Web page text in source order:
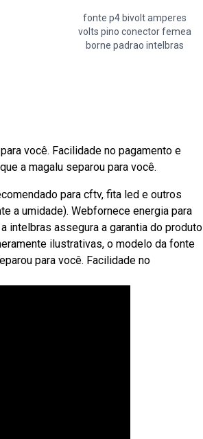
fonte p4 bivolt amperes
volts pino conector femea
borne padrao intelbras
você. Facilidade no pagamento e
a magalu separou para você.
para cftv, fita led e outros
a umidade). Webfornece energia para
intelbras assegura a garantia do produto
ilustrativas, o modelo da fonte
para você. Facilidade no